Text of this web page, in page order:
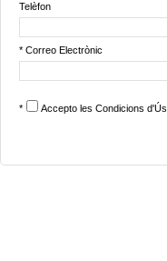
Telèfon
* Correo Electrònic
* Accepto les Condicions d'Ús